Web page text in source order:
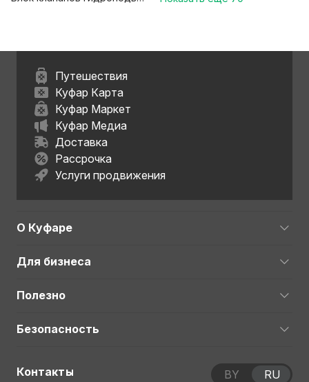
Путешествия
Куфар Карта
Куфар Маркет
Куфар Медиа
Доставка
Рассрочка
Услуги продвижения
О Куфаре
Для бизнеса
Полезно
Безопасность
Контакты BY RU